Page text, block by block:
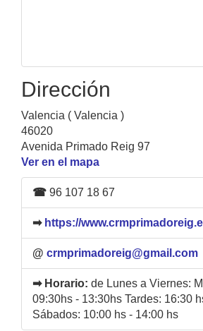
Dirección
Valencia ( Valencia )
46020
Avenida Primado Reig 97
Ver en el mapa
☎ 96 107 18 67
➡ https://
@ crmprimadoreig@gmail.com
➡ Horario: de Lunes a Viernes:
09:30hs - 13:30hs Tardes: 16:30
Sábados: 10:00 hs - 14:00 hs